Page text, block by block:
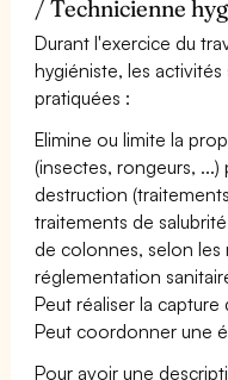
/ Technicienne
Durant l'exercice du
hygiéniste, les
pratiquées :
Elimine ou limite la
(insectes, rongeurs, ...)
destruction
traitements de
de colonnes, selon les
réglementation
Peut réaliser la capture
Peut coordonner une
Pour avoir une